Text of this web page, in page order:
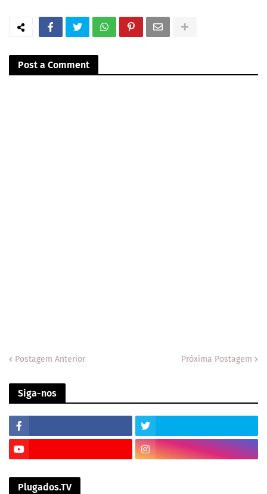
Post a Comment
Postagem Anterior Próxima Postagem
Siga-nos
Plugados.TV